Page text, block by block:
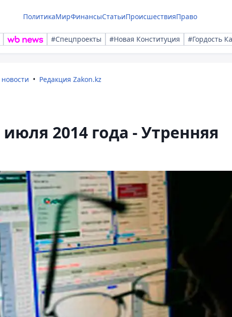
ПолитикаМирФинансыСтатьиПроисшествияПраво
#Спецпроекты #Новая Конституция #Гордость
Редакция Zakon.kz
2014 года - Утренняя